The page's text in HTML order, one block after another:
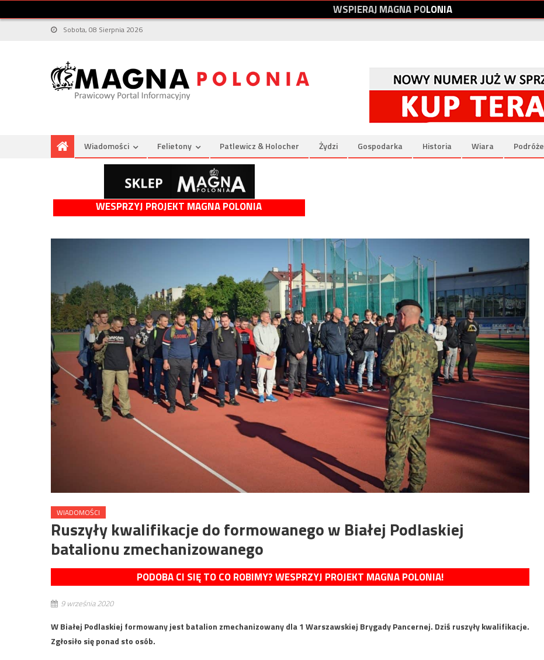
WSPIERAJMAGNAPOLONIA
Sobota, 08 Sierpnia 2026
Wiadomości Felietony Patlewicz & Holocher Żydzi Gospodarka Historia Wiara Podróże
WESPRZYJ PROJEKT MAGNA POLONIA
WIADOMOŚCI
Ruszyły kwalifikacje do formowanego w Białej Podlaskiej
batalionu zmechanizowanego
PODOBA CI SIĘ TO CO ROBIMY? WESPRZYJ PROJEKT MAGNA POLONIA!
9 września 2020
W Białej Podlaskiej formowany jest batalion zmechanizowany dla 1 Warszawskiej Brygady Pancernej. Dziś ruszyły kwalifikacje.
Zgłosiło się ponad sto osób.